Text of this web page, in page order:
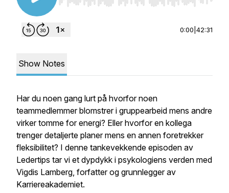
0:00 42:31
Show Notes
Har du noen gang lurt på hvorfor noen
teammedlemmer blomstrer i gruppearbeid mens andre
virker tomme for energi? Eller hvorfor en kollega
trenger detaljerte planer mens en annen foretrekker
fleksibilitet? I denne tankevekkende episoden av
Ledertips tar vi et dypdykk i psykologiens verden med
Vigdis Lamberg, forfatter og grunnlegger av
Karriereakademiet.